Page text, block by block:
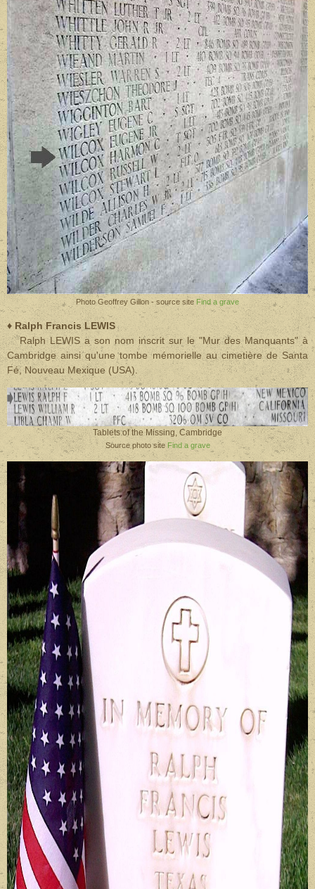
Photo Geoffrey Gillon - source site Find a grave
♦ Ralph Francis LEWIS
Ralph LEWIS a son nom inscrit sur le "Mur des Manquants" à
Cambridge ainsi qu'une tombe mémorielle au cimetière de Santa
Fé, Nouveau Mexique (USA).
Tablets of the Missing, Cambridge
Source photo site Find a grave